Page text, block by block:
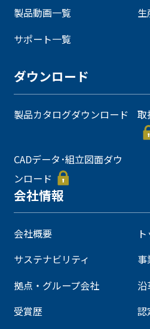
製品動画一覧
生
サポート一覧
ダウンロード
製品カタログダウンロード 取
CADデータ･組立図面ダウ
ンロード
会社情報
会社概要
サステナビリティ
事
拠点・グループ会社
沿
受賞歴
認